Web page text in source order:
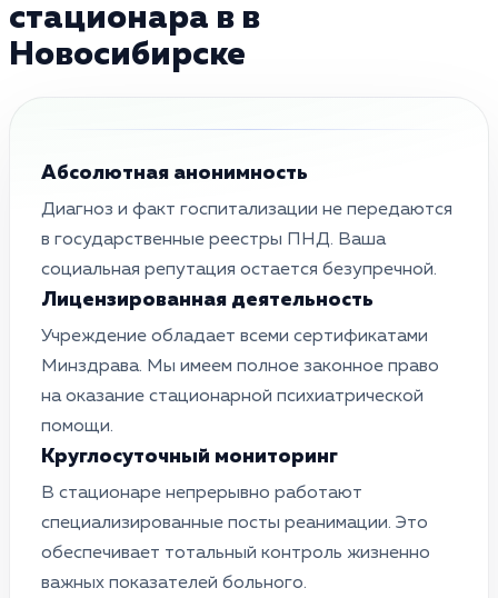
стационара в в
Новосибирске
Абсолютная анонимность
Диагноз и факт госпитализации не передаются
в государственные реестры ПНД. Ваша
социальная репутация остается безупречной.
Лицензированная деятельность
Учреждение обладает всеми сертификатами
Минздрава. Мы имеем полное законное право
на оказание стационарной психиатрической
помощи.
Круглосуточный мониторинг
В стационаре непрерывно работают
специализированные посты реанимации. Это
обеспечивает тотальный контроль жизненно
важных показателей больного.